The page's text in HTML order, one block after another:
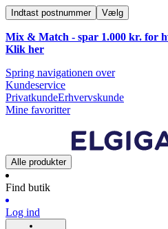
Indtast postnummer Vælg
Mix & Match - spar 1.000 kr. for
Klik her
Spring navigationen over
Kundeservice
PrivatkundeErhvervskunde
Mine favoritter
Alle produkter
Find butik
Log ind